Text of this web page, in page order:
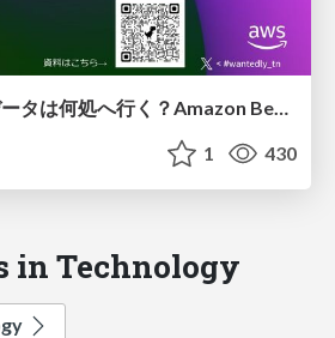
生成 AI に入れたデータは何処へ行く？Amazon Bedrock の アーキテクチャから考えるデータ保護
1 430
in Technology